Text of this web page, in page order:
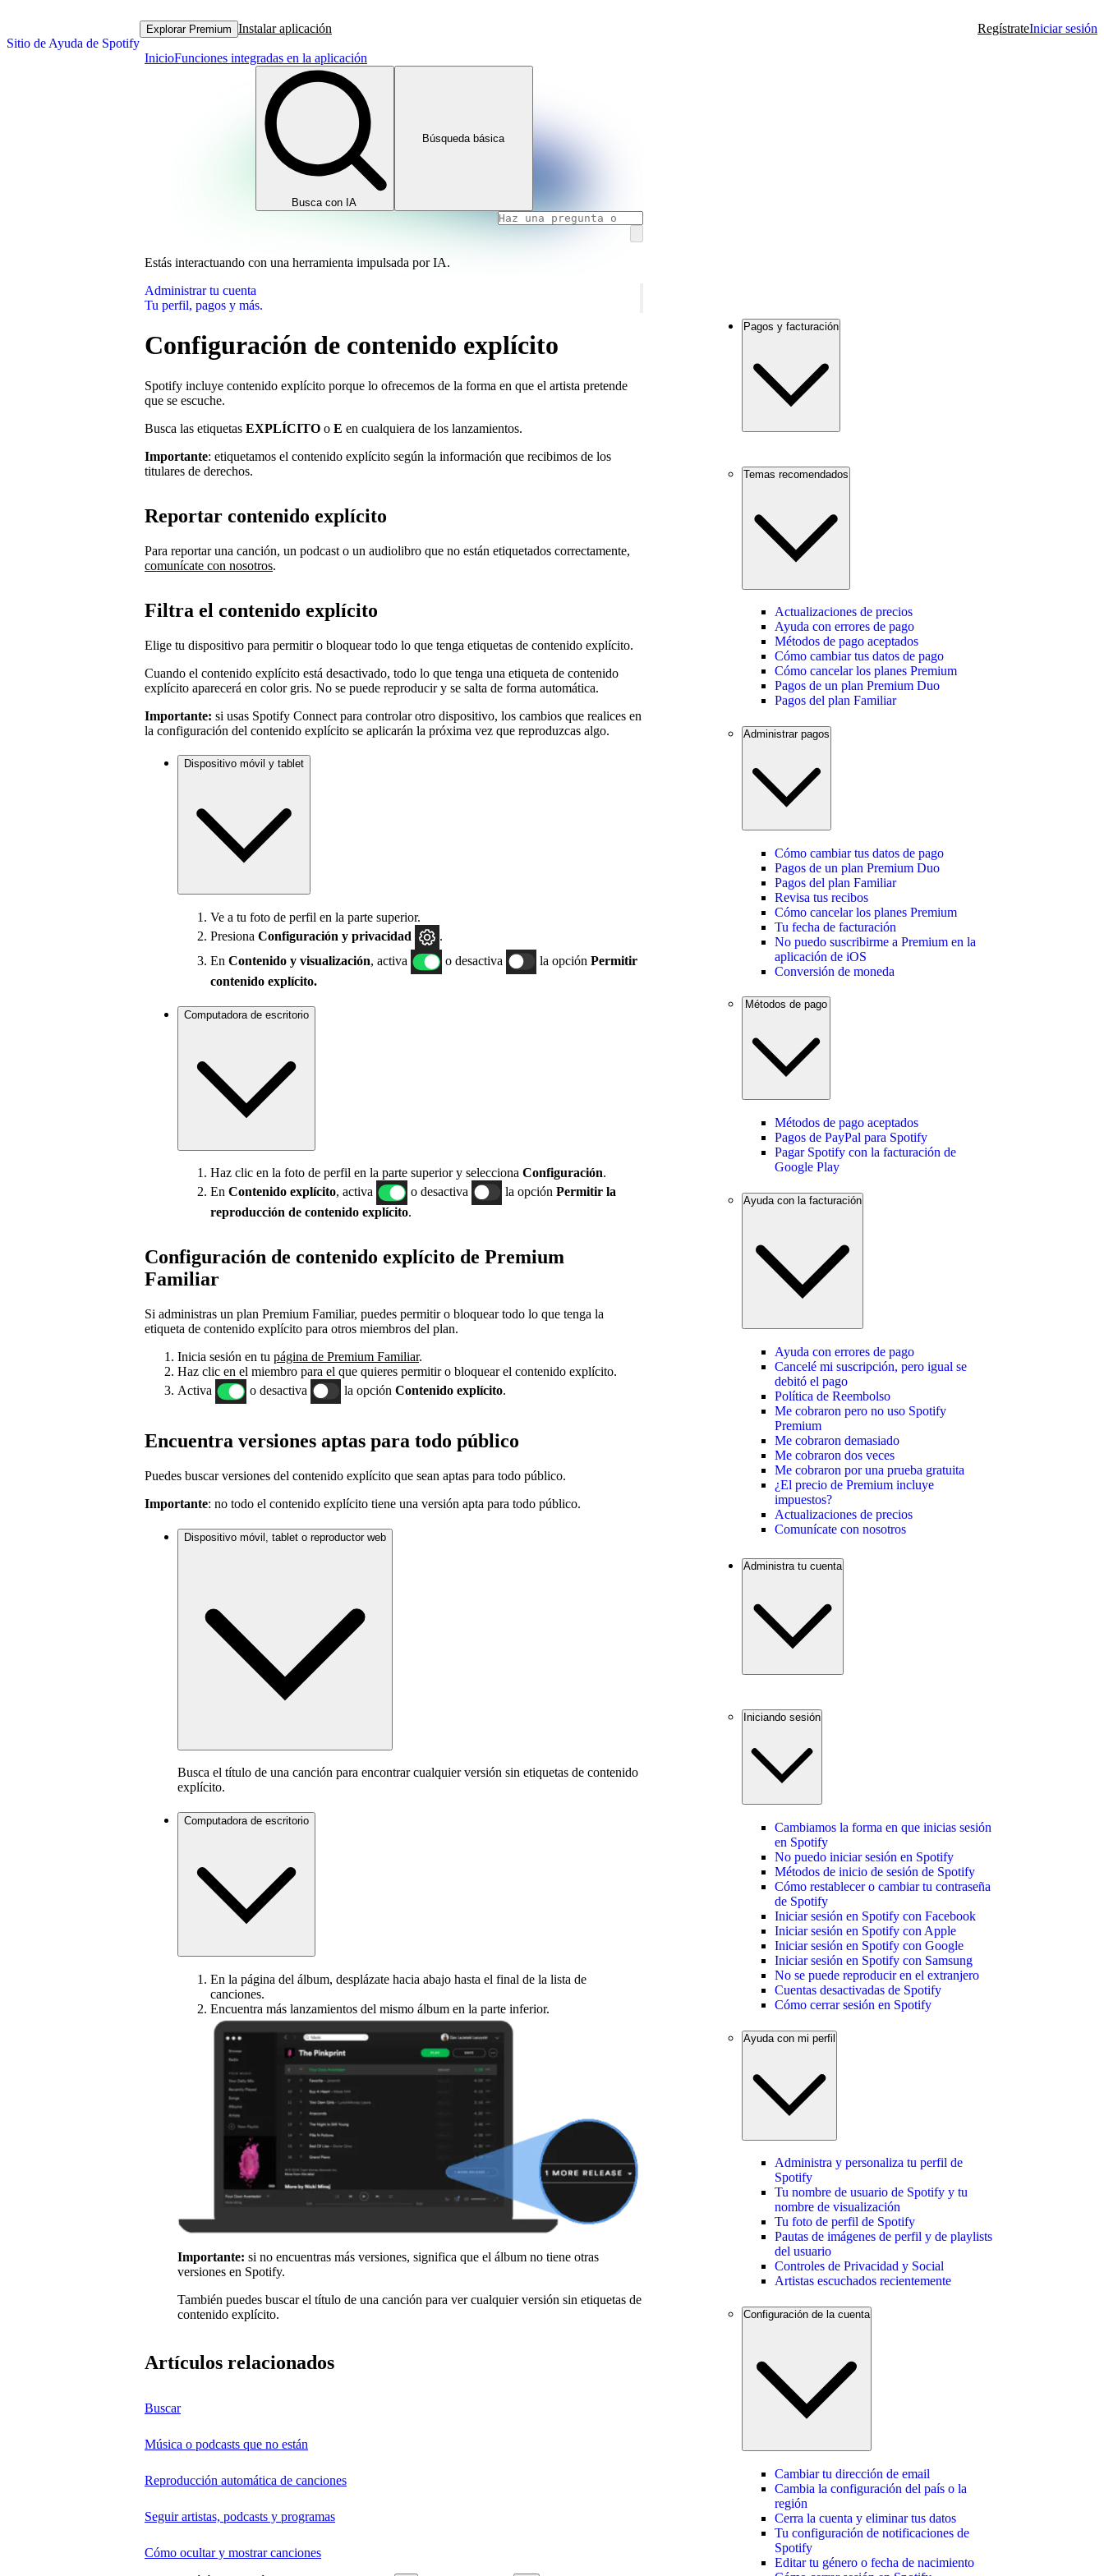
Sitio de Ayuda de Spotify
Explorar Premium Instalar aplicación RegístrateIniciar sesión
InicioFunciones integradas en la aplicación
Busca con IA
Búsqueda básica
Estás interactuando con una herramienta impulsada por IA.
Administrar tu cuenta
Tu perfil, pagos y más.
Configuración de contenido explícito
Spotify incluye contenido explícito porque lo ofrecemos de la forma en que el artista pretende
que se escuche.
Busca las etiquetas EXPLÍCITO o E en cualquiera de los lanzamientos.
Importante: etiquetamos el contenido explícito según la información que recibimos de los
titulares de derechos.
Reportar contenido explícito
Para reportar una canción, un podcast o un audiolibro que no están etiquetados correctamente,
comunícate con nosotros.
Filtra el contenido explícito
Elige tu dispositivo para permitir o bloquear todo lo que tenga etiquetas de contenido explícito.
Cuando el contenido explícito está desactivado, todo lo que tenga una etiqueta de contenido
explícito aparecerá en color gris. No se puede reproducir y se salta de forma automática.
Importante: si usas Spotify Connect para controlar otro dispositivo, los cambios que realices en
la configuración del contenido explícito se aplicarán la próxima vez que reproduzcas algo.
Dispositivo móvil y tablet
Ve a tu foto de perfil en la parte superior.
Presiona Configuración y privacidad
.
En Contenido y visualización, activa o desactiva la opción Permitir
contenido explícito.
Computadora de escritorio
Haz clic en la foto de perfil en la parte superior y selecciona Configuración.
En Contenido explícito, activa o desactiva la opción Permitir la
reproducción de contenido explícito.
Configuración de contenido explícito de Premium
Familiar
Si administras un plan Premium Familiar, puedes permitir o bloquear todo lo que tenga la
etiqueta de contenido explícito para otros miembros del plan.
Inicia sesión en tu página de Premium Familiar.
Haz clic en el miembro para el que quieres permitir o bloquear el contenido explícito.
Activa
o desactiva la opción Contenido explícito.
Encuentra versiones aptas para todo público
Puedes buscar versiones del contenido explícito que sean aptas para todo público.
Importante: no todo el contenido explícito tiene una versión apta para todo público.
Dispositivo móvil, tablet o reproductor web
Busca el título de una canción para encontrar cualquier versión sin etiquetas de contenido
explícito.
Computadora de escritorio
En la página del álbum, desplázate hacia abajo hasta el final de la lista de
canciones.
Encuentra más lanzamientos del mismo álbum en la parte inferior.
Importante: si no encuentras más versiones, significa que el álbum no tiene otras
versiones en Spotify.
También puedes buscar el título de una canción para ver cualquier versión sin etiquetas de
contenido explícito.
Artículos relacionados
Buscar
Música o podcasts que no están
Reproducción automática de canciones
Seguir artistas, podcasts y programas
Cómo ocultar y mostrar canciones
Pagos y facturación
Temas recomendados
Actualizaciones de precios
Ayuda con errores de pago
Métodos de pago aceptados
Cómo cambiar tus datos de pago
Cómo cancelar los planes Premium
Pagos de un plan Premium Duo
Pagos del plan Familiar
Administrar pagos
Cómo cambiar tus datos de pago
Pagos de un plan Premium Duo
Pagos del plan Familiar
Revisa tus recibos
Cómo cancelar los planes Premium
Tu fecha de facturación
No puedo suscribirme a Premium en la
aplicación de iOS
Conversión de moneda
Métodos de pago aceptados
Pagos de PayPal para Spotify
Pagar Spotify con la facturación de
Google Play
Ayuda con la facturación
Ayuda con errores de pago
Cancelé mi suscripción, pero igual se
debitó el pago
Política de Reembolso
Me cobraron pero no uso Spotify
Premium
Me cobraron demasiado
Me cobraron dos veces
Me cobraron por una prueba gratuita
¿El precio de Premium incluye
impuestos?
Actualizaciones de precios
Comunícate con nosotros
Administra tu cuenta
Iniciando sesión
Cambiamos la forma en que inicias sesión
en Spotify
No puedo iniciar sesión en Spotify
Métodos de inicio de sesión de Spotify
Cómo restablecer o cambiar tu contraseña
de Spotify
Iniciar sesión en Spotify con Facebook
Iniciar sesión en Spotify con Apple
Iniciar sesión en Spotify con Google
Iniciar sesión en Spotify con Samsung
No se puede reproducir en el extranjero
Cuentas desactivadas de Spotify
Cómo cerrar sesión en Spotify
Ayuda con mi perfil
Administra y personaliza tu perfil de
Spotify
Tu nombre de usuario de Spotify y tu
nombre de visualización
Tu foto de perfil de Spotify
Pautas de imágenes de perfil y de playlists
del usuario
Controles de Privacidad y Social
Artistas escuchados recientemente
Configuración de la cuenta
Cambiar tu dirección de email
Cambia la configuración del país o la
región
Cerra la cuenta y eliminar tus datos
Tu configuración de notificaciones de
Spotify
Editar tu género o fecha de nacimiento